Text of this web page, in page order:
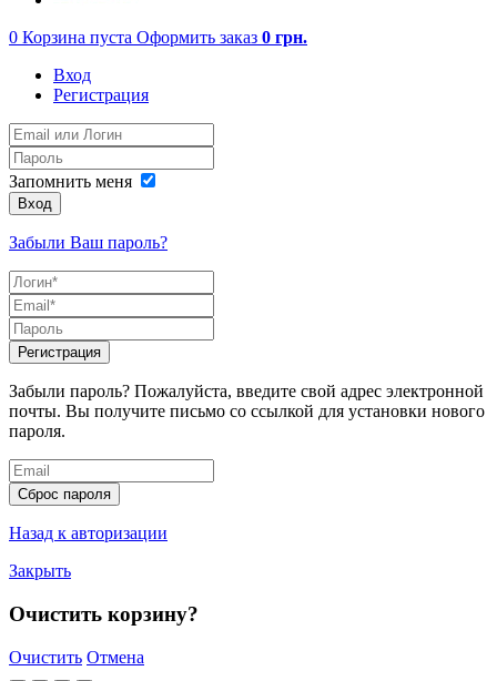
0 Корзина пуста Оформить заказ 0 грн.
Вход
Регистрация
Запомнить меня
Вход
Забыли Ваш пароль?
Регистрация
Забыли пароль? Пожалуйста, введите свой адрес электронной
почты. Вы получите письмо со ссылкой для установки нового
пароля.
Сброс пароля
Назад к авторизации
Закрыть
Очистить корзину?
Очистить Отмена